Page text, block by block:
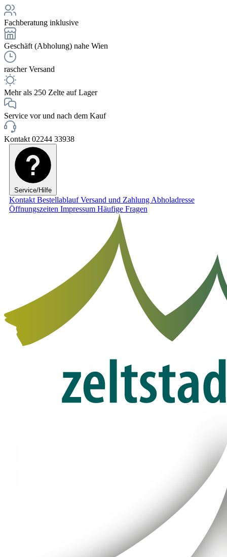
Fachberatung inklusive
Geschäft (Abholung) nahe Wien
rascher Versand
Mehr als 250 Zelte auf Lager
Service vor und nach dem Kauf
Kontakt 02244 33938
Service/Hilfe
Kontakt BestellablaufVersand und Zahlung Abholadresse
Öffnungszeiten Impressum Häufige Fragen